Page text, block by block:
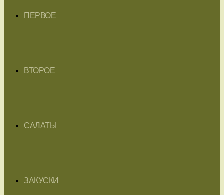
ПЕРВОЕ
ВТОРОЕ
САЛАТЫ
ЗАКУСКИ